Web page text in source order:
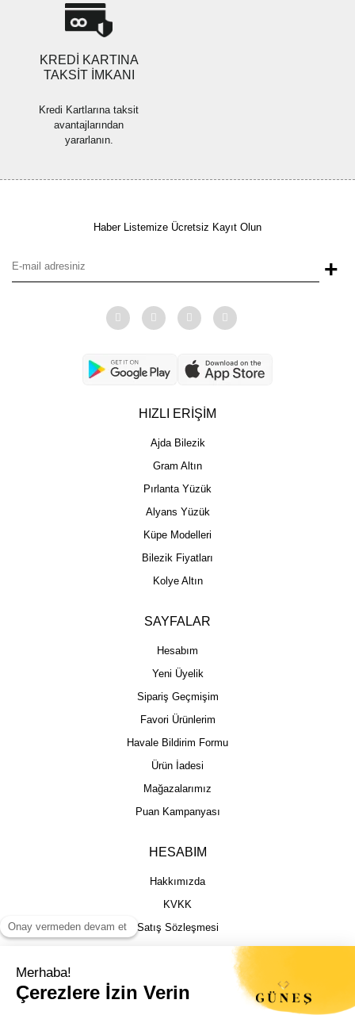
KREDİ KARTINA
TAKSİT İMKANI
Kredi Kartlarına taksit
avantajlarından
yararlanın.
Haber Listemize Ücretsiz Kayıt Olun
+
HIZLI ERİŞİM
Ajda Bilezik
Gram Altın
Pırlanta Yüzük
Alyans Yüzük
Küpe Modelleri
Bilezik Fiyatları
Kolye Altın
SAYFALAR
Hesabım
Yeni Üyelik
Sipariş Geçmişim
Favori Ürünlerim
Havale Bildirim Formu
Ürün İadesi
Mağazalarımız
Puan Kampanyası
HESABIM
Hakkımızda
KVKK
Satış Sözleşmesi
İstek, Öneri ve Şikayet